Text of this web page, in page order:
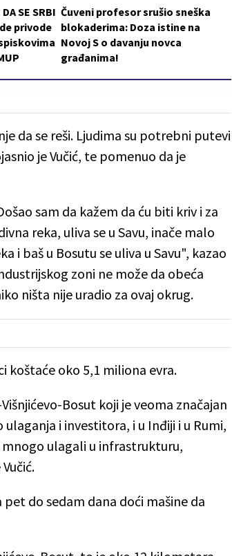
SE SRBI
privode
Čuveni profesor srušio sneška
blokaderima: Doza istine na
Novoj S o davanju novca
građanima!
da se reši. Ljudima su potrebni putevi
je Vučić, te pomenuo da je
sam da kažem da ću biti kriv i za
reka, uliva se u Savu, inače malo
i baš u Bosutu se uliva u Savu", kazao
zoni ne može da obeća
ništa nije uradio za ovaj okrug.
koštaće oko 5,1 miliona evra.
Bosut koji je veoma značajan
i investitora, i u Inđiji i u Rumi,
mnogo ulagali u infrastrukturu,
pet do sedam dana doći mašine da